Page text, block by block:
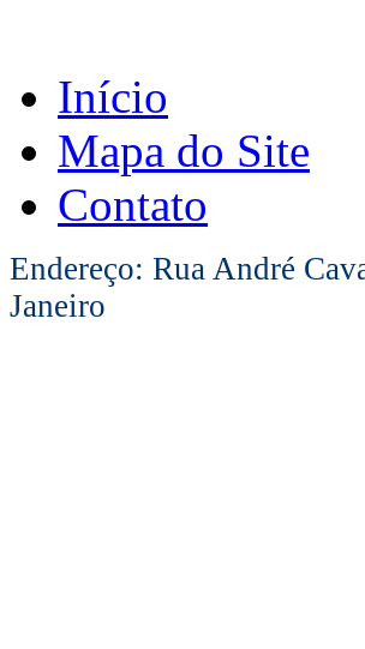
Início
Mapa do Site
Contato
Endereço: Rua André
Janeiro